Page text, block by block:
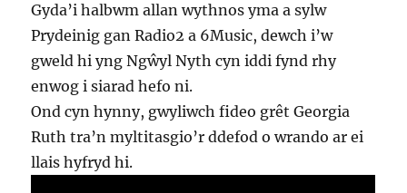
Gyda’i halbwm allan wythnos yma a sylw
Prydeinig gan Radio2 a 6Music, dewch i’w
gweld hi yng Ngŵyl Nyth cyn iddi fynd rhy
enwog i siarad hefo ni.
Ond cyn hynny, gwyliwch fideo grêt Georgia
Ruth tra’n myltitasgio’r ddefod o wrando ar ei
llais hyfryd hi.